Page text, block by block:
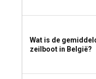
Wat is de
zeilboot in België?